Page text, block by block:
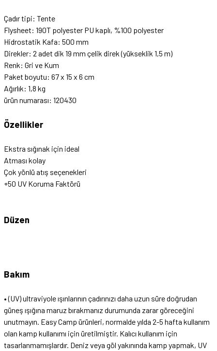
Çadır tipi: Tente
Flysheet: 190T polyester PU kaplı, %100 polyester
Hidrostatik Kafa: 500 mm
Direkler: 2 adet dik 19 mm çelik direk (yükseklik 1,5 m)
Renk: Gri ve Kum
Paket boyutu: 67 x 15 x 6 cm
Ağırlık: 1,8 kg
ürün numarası: 120430
Özellikler
Ekstra sığınak için ideal
Atması kolay
Çok yönlü atış seçenekleri
+50 UV Koruma Faktörü
Düzen
Bakım
• (UV) ultraviyole ışınlarının çadırınızı daha uzun süre doğrudan
güneş ışığına maruz bırakmanız durumunda zarar göreceğini
unutmayın. Easy Camp ürünleri, normalde yılda 2-5 hafta kullanım
olan kamp kullanımı için üretilmiştir. Kalıcı kullanım için
tasarlanmamışlardır. Deniz veya göl yakınında kamp yapmak, UV